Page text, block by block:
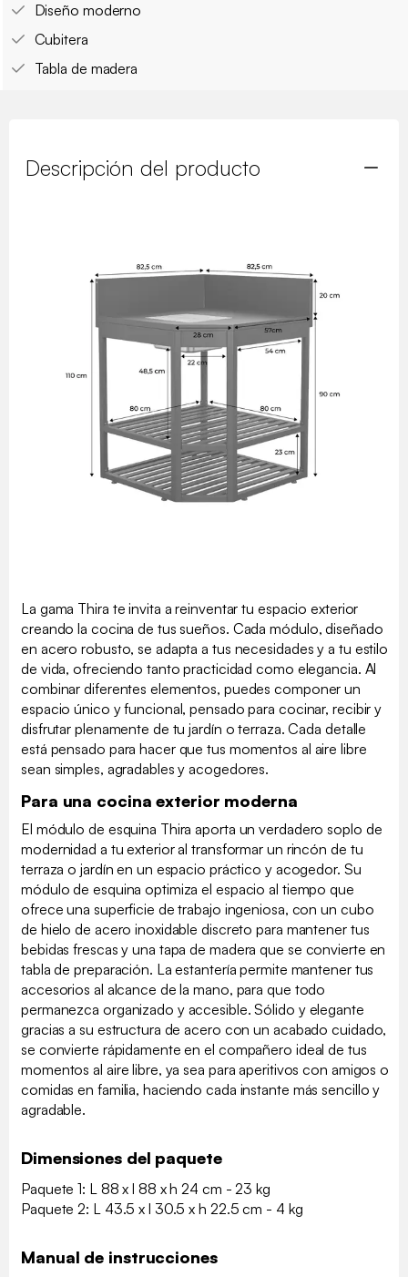
Diseño moderno
Cubitera
Tabla de madera
Descripción del producto
La gama Thira te invita a reinventar tu espacio exterior
creando la cocina de tus sueños. Cada módulo, diseñado
en acero robusto, se adapta a tus necesidades y a tu estilo
de vida, ofreciendo tanto practicidad como elegancia. Al
combinar diferentes elementos, puedes componer un
espacio único y funcional, pensado para cocinar, recibir y
disfrutar plenamente de tu jardín o terraza. Cada detalle
está pensado para hacer que tus momentos al aire libre
sean simples, agradables y acogedores.
Para una cocina exterior moderna
El módulo de esquina Thira aporta un verdadero soplo de
modernidad a tu exterior al transformar un rincón de tu
terraza o jardín en un espacio práctico y acogedor. Su
módulo de esquina optimiza el espacio al tiempo que
ofrece una superficie de trabajo ingeniosa, con un cubo
de hielo de acero inoxidable discreto para mantener tus
bebidas frescas y una tapa de madera que se convierte en
tabla de preparación. La estantería permite mantener tus
accesorios al alcance de la mano, para que todo
permanezca organizado y accesible. Sólido y elegante
gracias a su estructura de acero con un acabado cuidado,
se convierte rápidamente en el compañero ideal de tus
momentos al aire libre, ya sea para aperitivos con amigos o
comidas en familia, haciendo cada instante más sencillo y
agradable.
Dimensiones del paquete
Paquete 1: L 88 x l 88 x h 24 cm - 23 kg
Paquete 2: L 43.5 x l 30.5 x h 22.5 cm - 4 kg
Manual de instrucciones